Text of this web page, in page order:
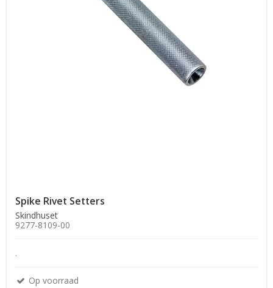
Spike Rivet Setters
Skindhuset
9277-8109-00
.
Op voorraad